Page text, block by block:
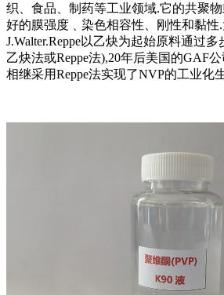
织、食品、制药等工业领域.它的共聚
好的膜强度﹑染色相容性、刚性和黏性.
J.Walter.Reppe以乙炔为起始原料通过
乙炔法或Reppe法),20年后美国的GAF
相继采用Reppe法实现了NVP的工业化